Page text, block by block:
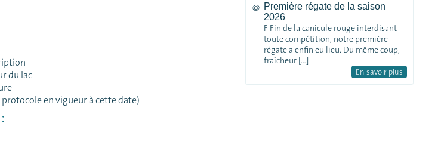
du lac
en vigueur à cette date)
Première régate de la saison
2026
F Fin de la canicule rouge interdisant
toute compétition, notre première
régate a enfin eu lieu. Du même coup,
fraîcheur […]
En savoir plus